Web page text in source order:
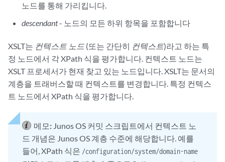
노드를 통해 가리킵니다.
descendant- 노드의 모든 하위 항목을 포함합니다
XSLT는 컨텍스트 노드 (또는 간단히 컨텍스트)라고 하는 특
정 노드에서 각 XPath 식을 평가합니다. 컨텍스트 노드는
XSLT 프로세서가 현재 찾고 있는 노드입니다. XSLT는 문서의
계층을 트래버스할 때 컨텍스트를 변경합니다. 특정 컨텍스
트 노드에서 XPath 식을 평가합니다.
메모: Junos OS 커밋 스크립트에서 컨텍스트 노
드 개념은 Junos OS 계층 수준에 해당합니다. 예를
들어, XPath 식은 /configuration/system/domain-name